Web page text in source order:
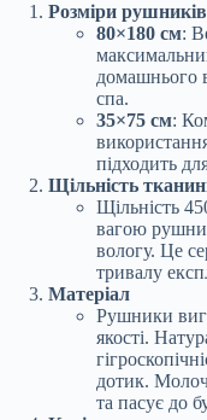
Розміри рушників
80×180 см:
домашнього
спа.
35×75 см:
підходить
Щільність
Щільність
вагою
вологу. Це
тривалу
Матеріал
Рушники
якості.
дотик.
та пасує до